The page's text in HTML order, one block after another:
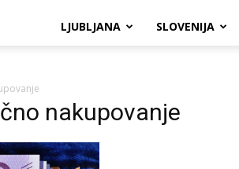
LJUBLJANA SLOVENIJA
nakupovanje